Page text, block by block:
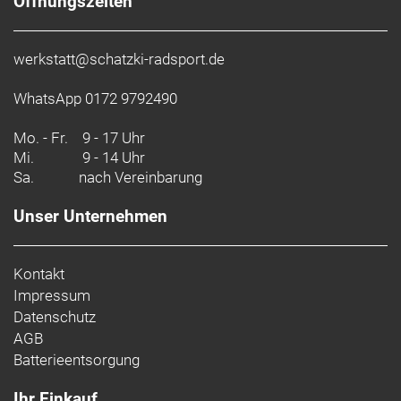
Die richtige Pflege deines Trikots verlängert seine
Lebensdauer, sorgt für ein angenehmes Tragegefühl
und beseitigt unliebsame Gerüche. Wasche es mit
danach zum Trocknen auf.
Dein Leitfaden für d
Du weißt nicht genau
- Fasergehalt: 44 % recyceltes Polyester / 44 %
werkstatt@schatzki-radsport.de
WhatsApp 0172 9792490
Mo. - Fr. 9 - 17 Uhr
Mi.
9 - 14 Uhr
Sa.
nach Vereinbarung
Unser Unternehmen
Kontakt
Impressum
Datenschutz
AGB
Batterieentsorgung